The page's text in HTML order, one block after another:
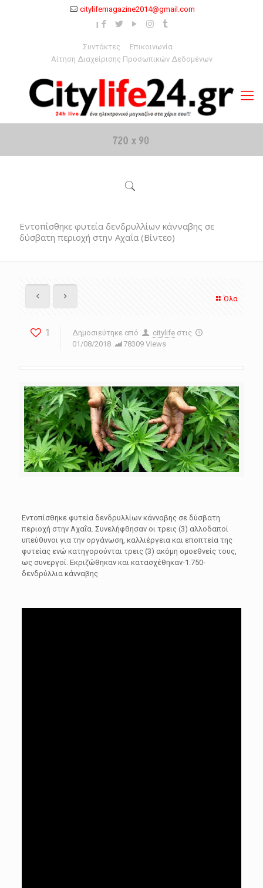
citylifemagazine2014@gmail.com
Συντάκτες
Επικοινωνία
Αίτηση Διαχείρισης Προσωπικών Δεδομένων
Εντοπίσθηκε φυτεία δενδρυλλίων κάνναβης σε
δύσβατη περιοχή στην Αχαΐα (Βίντεο)
Όλα
1 Δημοσιεύτηκε από citylife στις
01/08/2018
78309 Views
Εντοπίσθηκε φυτεία δενδρυλλίων κάνναβης σε δύσβατη
περιοχή στην Αχαΐα. Συνελήφθησαν οι τρεις (3) αλλοδαποί
υπεύθυνοι για την οργάνωση, καλλιέργεια και εποπτεία της
φυτείας ενώ κατηγορούνται τρεις (3) ακόμη ομοεθνείς τους,
ως συνεργοί. Εκριζώθηκαν και κατασχέθηκαν-1.750-
δενδρύλλια κάνναβης